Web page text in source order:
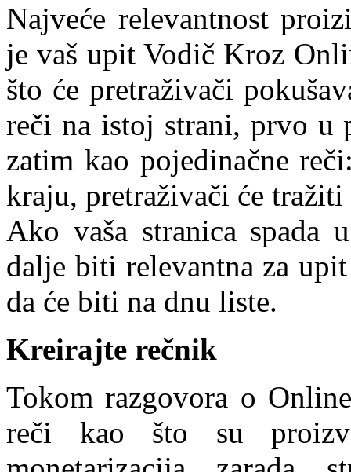
Najveće relevantnost
je vaš upit Vodič Kroz
što će pretraživači
reči na istoj strani, prvo u
zatim kao pojedinačne
kraju, pretraživači će
Ako vaša stranica spada
dalje biti relevantna za
da će biti na dnu liste.
Kreirajte rečnik
Tokom razgovora o
reči kao što su